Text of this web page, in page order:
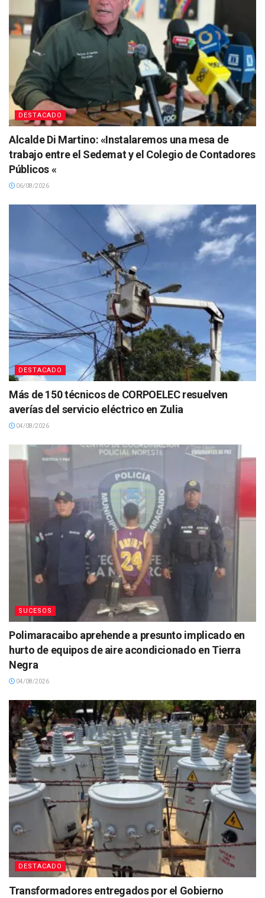
DESTACADO
Alcalde Di Martino: «Instalaremos una mesa de
trabajo entre el Sedemat y el Colegio de Contadores
Públicos «
06/08/2026
DESTACADO
Más de 150 técnicos de CORPOELEC resuelven
averías del servicio eléctrico en Zulia
04/08/2026
SUCESOS
Polimaracaibo aprehende a presunto implicado en
hurto de equipos de aire acondicionado en Tierra
Negra
04/08/2026
DESTACADO
Transformadores entregados por el Gobierno